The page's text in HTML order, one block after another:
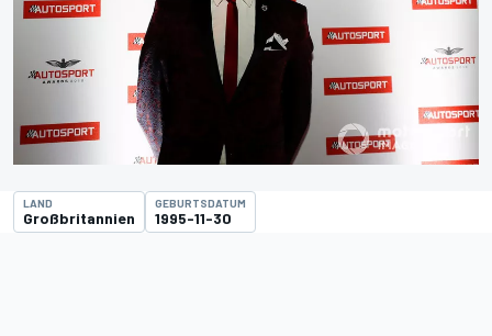
LAND
Großbritannien
GEBURTSDATUM
1995-11-30